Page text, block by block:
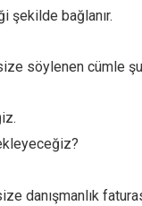
şekilde bağlanır.
söylenen cümle
danışmanlık